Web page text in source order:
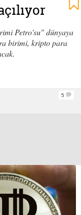
Petro'su" dünyaya
birimi, kripto para
5